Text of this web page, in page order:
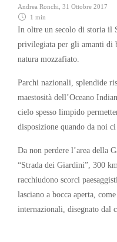
Andrea Ronchi 31 Ottobre 2017
1 min
In oltre un secolo di storia il
privilegiata per gli amanti di
natura mozzafiato.
Parchi nazionali, splendide
maestosità dell’Oceano
cielo spesso limpido
disposizione quando da noi
Da non perdere l’area della
“Strada dei Giardini”, 300
racchiudono scorci
lasciano a bocca aperta,
internazionali, disegnato dal